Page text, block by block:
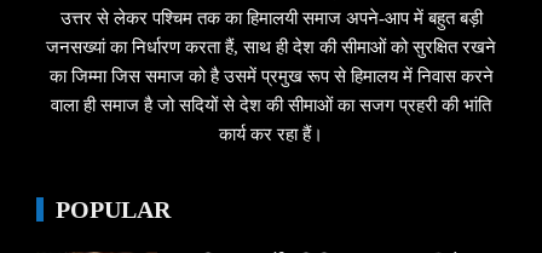
उत्तर से लेकर पश्चिम तक का हिमालयी समाज अपने-आप में बहुत बड़ी
जनसख्यां का निर्धारण करता हैं, साथ ही देश की सीमाओं को सुरक्षित रखने
का जिम्मा जिस समाज को है उसमें प्रमुख रूप से हिमालय में निवास करने
वाला ही समाज है जो सदियों से देश की सीमाओं का सजग प्रहरी की भांति
कार्य कर रहा हैं।
POPULAR